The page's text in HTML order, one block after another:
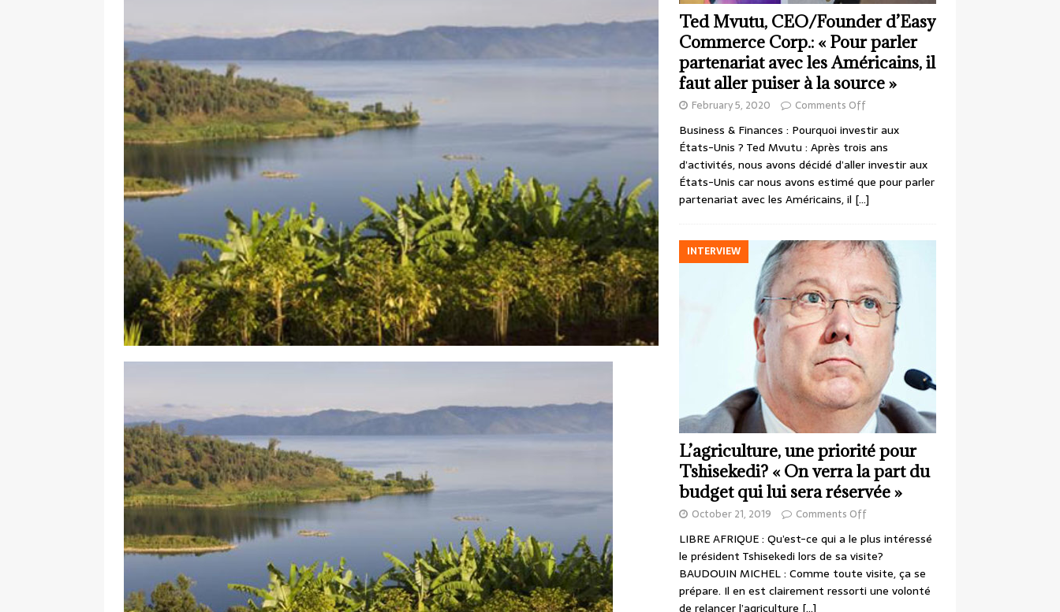
Ted Mvutu, CEO/Founder d’Easy
Commerce Corp.: « Pour parler
partenariat avec les Américains, il
faut aller puiser à la source »
February 5, 2020 Comments Off
Business & Finances : Pourquoi investir aux
États-Unis ? Ted Mvutu : Après trois ans
d’activités, nous avons décidé d’aller investir aux
États-Unis car nous avons estimé que pour parler
partenariat avec les Américains, il […]
INTERVIEW
L’agriculture, une priorité pour
Tshisekedi? « On verra la part du
budget qui lui sera réservée »
October 21, 2019 Comments Off
LIBRE AFRIQUE : Qu’est-ce qui a le plus intéressé
le président Tshisekedi lors de sa visite?
BAUDOUIN MICHEL : Comme toute visite, ça se
prépare. Il en est clairement ressorti une volonté
de relancer l’agriculture […]